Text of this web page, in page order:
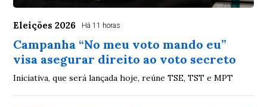
Eleições 2026 Há 11 horas
Campanha “No meu voto mando eu”
visa asegurar direito ao voto secreto
Iniciativa, que será lançada hoje, reúne TSE, TST e MPT